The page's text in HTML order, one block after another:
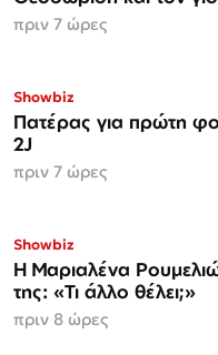
πριν 7 ώρες
Showbiz
Πατέρας για πρώτη
2J
πριν 7 ώρες
Showbiz
H Μαριαλένα
της: «Τι άλλο θέλει;»
πριν 8 ώρες